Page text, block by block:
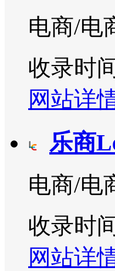
电商/电
收录时
网站详
乐商
电商/电
收录时
网站详